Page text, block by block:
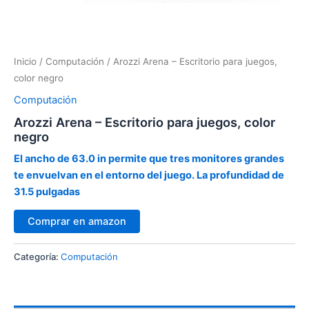
Inicio / Computación / Arozzi Arena – Escritorio para juegos,
color negro
Computación
Arozzi Arena – Escritorio para juegos, color
negro
El ancho de 63.0 in permite que tres monitores grandes
te envuelvan en el entorno del juego. La profundidad de
31.5 pulgadas
Comprar en amazon
Categoría: Computación